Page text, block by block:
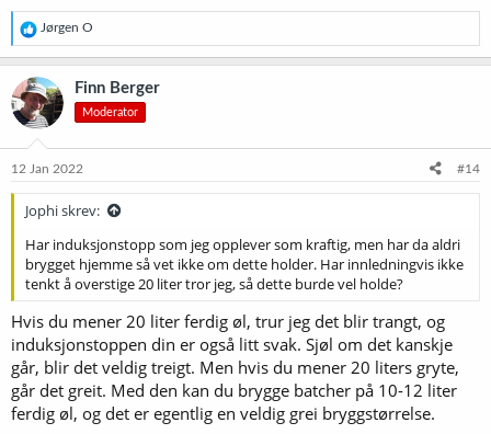
R
e
a
k
s
j
o
e
Jørgen O
Finn Berger
Moderator
12 Jan 2022 #14
Jophi skrev:
Har induksjonstopp som jeg opplever som kraftig, men har da aldri
brygget hjemme så vet ikke om dette holder. Har innledningvis ikke
tenkt å overstige 20 liter tror jeg, så dette burde vel holde?
Hvis du mener 20 liter ferdig øl, trur jeg det blir trangt, og
induksjonstoppen din er også litt svak. Sjøl om det kanskje
går, blir det veldig treigt. Men hvis du mener 20 liters gryte,
går det greit. Med den kan du brygge batcher på 10-12 liter
ferdig øl, og det er egentlig en veldig grei bryggstørrelse.